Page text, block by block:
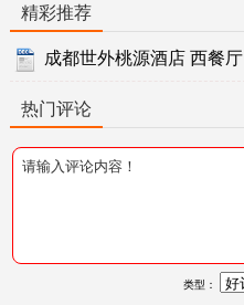
精彩推荐
成都世外桃源酒店 西餐厅
热门评论
类型：